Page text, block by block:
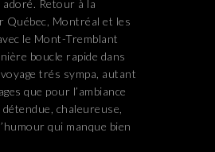
adoré. Retour à la
Québec, Montréal et les
le Mont-Tremblant
boucle rapide dans
trés sympa, autant
que pour l’ambiance
chaleureuse,
qui manque bien